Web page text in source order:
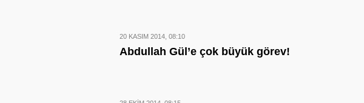
20 KASIM 2014, 08:10
Abdullah Gül’e çok büyük görev!